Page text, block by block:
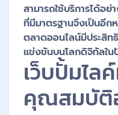
สามารถใช้บริการได้อย่
ที่มีมาตรฐานจึงเป็นอีก
ตลาดออนไลน์มีประสิท
แข่งขันบนโลกดิจิทัลใน
เว็บปั้มไล
คุณสมบัติ